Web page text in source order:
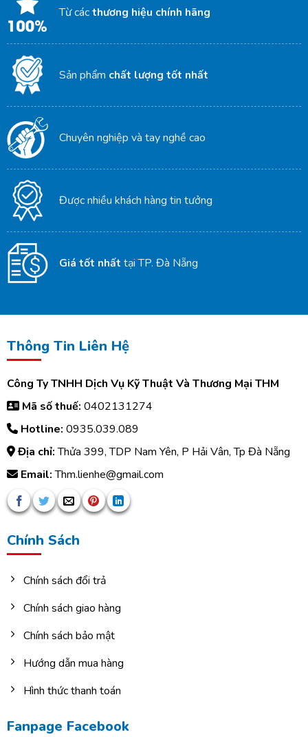
Từ cácthương hiệu chính hãng
Sản phẩm chất lượng tốt nhất
Chuyên nghiệp và tay nghề cao
Được nhiều khách hàng tin tưởng
Giá tốt nhất tại TP. Đà Nẵng
Thông Tin Liên Hệ
Công Ty TNHH Dịch Vụ Kỹ Thuật Và Thương Mại THM
Mã số thuế: 0402131274
Hotline: 0935.039.089
Địa chỉ:Thửa 399, TDP Nam Yên, P Hải Vân, Tp Đà Nẵng
Email:Thm.lienhe@gmail.com
Chính Sách
Chính sách đổi trả
Chính sách giao hàng
Chính sách bảo mật
Hướng dẫn mua hàng
Hình thức thanh toán
Fanpage Facebook